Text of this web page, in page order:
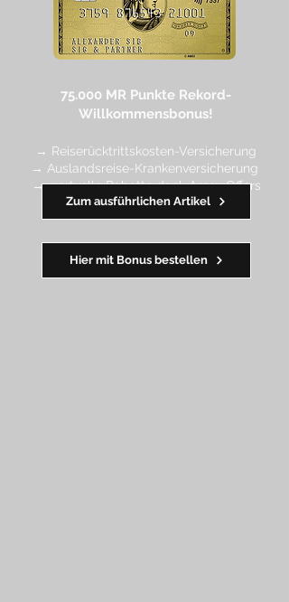
75.000 MR Punkte Rekord-
Willkommensbonus!
→ Reiserücktrittskosten-Versicherung
→ Auslandsreise-Krankenversicherung
→ wertvolle Rabatte dank Amex Offers
━━━━━━━
Hier mit Bonus bestellen
Zum ausführlichen Artikel